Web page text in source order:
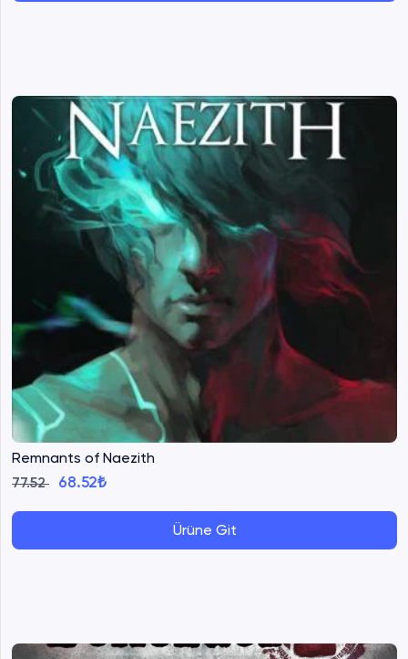
Remnants of Naezith
77.52 68.52₺
Ürüne Git